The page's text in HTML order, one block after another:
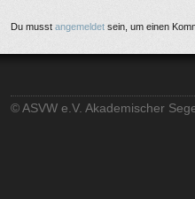
Du musst angemeldet sein, um einen
© ASVW e.V. Akademischer